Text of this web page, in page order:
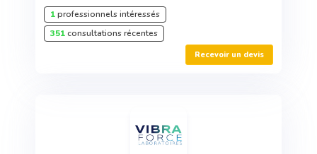
1professionnels intéressés
351consultations récentes
Recevoir un devis